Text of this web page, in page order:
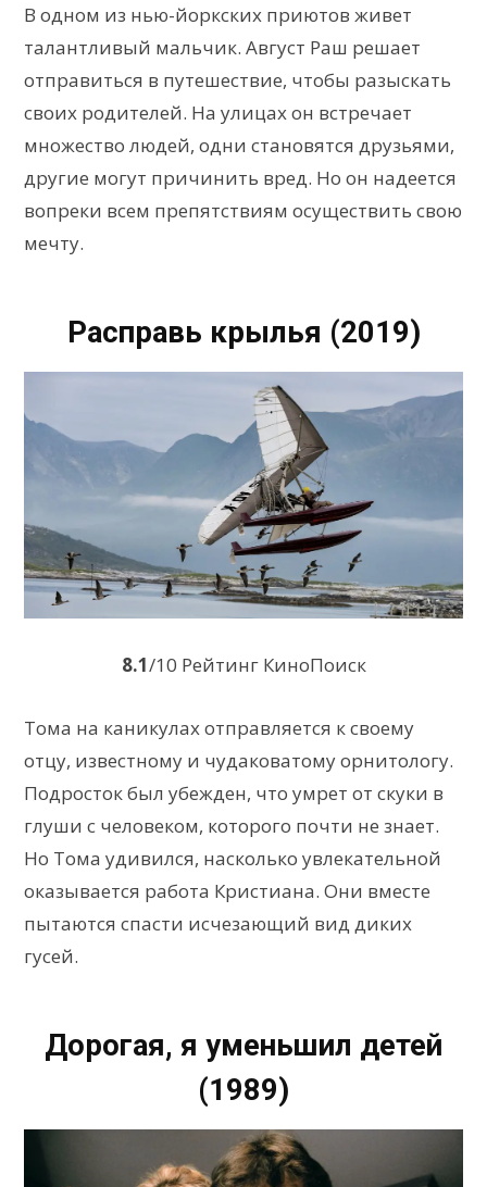
В одном из нью-йоркских приютов живет
талантливый мальчик. Август Раш решает
отправиться в путешествие, чтобы разыскать
своих родителей. На улицах он встречает
множество людей, одни становятся друзьями,
другие могут причинить вред. Но он надеется
вопреки всем препятствиям осуществить свою
мечту.
Расправь крылья (2019)
8.1/10 Рейтинг КиноПоиск
Тома на каникулах отправляется к своему
отцу, известному и чудаковатому орнитологу.
Подросток был убежден, что умрет от скуки в
глуши с человеком, которого почти не знает.
Но Тома удивился, насколько увлекательной
оказывается работа Кристиана. Они вместе
пытаются спасти исчезающий вид диких
гусей.
Дорогая, я уменьшил детей
(1989)